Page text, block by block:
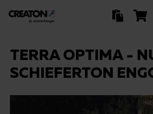
TERRA OPTIMA -
SCHIEFERTON